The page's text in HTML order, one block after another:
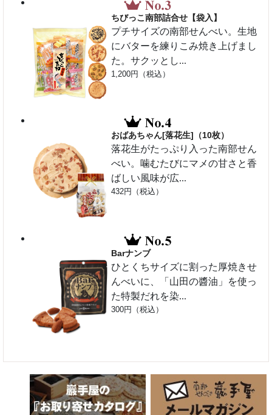
ちびっこ南部詰合せ【袋入】
プチサイズの南部せんべい。生地
にバターを練りこみ焼き上げまし
た。サクッとし...
1,200円（税込）
おばあちゃん[落花生]（10枚）
落花生がたっぷり入った南部せん
べい。噛むたびにマメの甘さと香
ばしい風味が広...
432円（税込）
Barナンブ
ひとくちサイズに割った厚焼きせ
んべいに、「山田の醬油」を使っ
た特製だれを染...
300円（税込）